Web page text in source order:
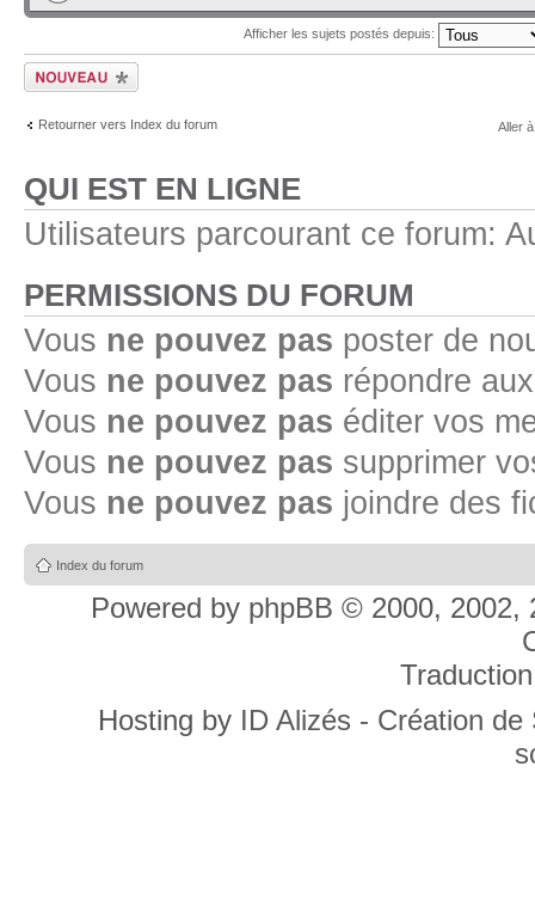
Afficher les sujets postés depuis:
Ecrire un nouveau
sujet
Retourner vers Index du forum Aller
QUI EST EN LIGNE
Utilisateurs parcourant ce forum:
PERMISSIONS DU FORUM
Vous ne pouvez pas poster de
Vous ne pouvez pas répondre
Vous ne pouvez pas éditer vos
Vous ne pouvez pas supprimer
Vous ne pouvez pas joindre des
Index du forum
Powered by phpBB © 2000, 2002,
Hosting by ID Alizés - Création